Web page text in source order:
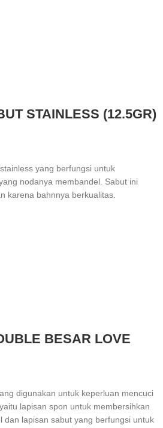
STAINLESS (12.5GR)
yang berfungsi untuk
nodanya membandel. Sabut ini
karena bahnnya berkualitas.
BESAR LOVE
digunakan untuk keperluan mencuci
lapisan spon untuk membersihkan
dan lapisan sabut yang berfungsi untuk